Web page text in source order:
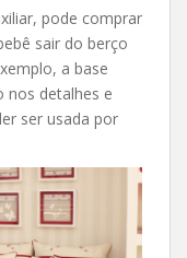
pode comprar
sair do berço
a base
nos detalhes e
ser usada por